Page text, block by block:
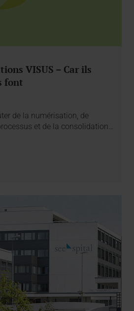
VISUS – Car ils
font
de la numérisation, de
et de la consolidation…